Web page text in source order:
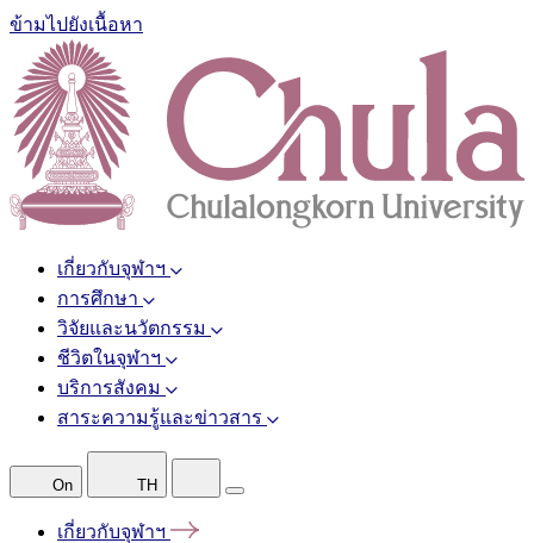
ข้ามไปยังเนื้อหา
เกี่ยวกับจุฬาฯ
การศึกษา
วิจัยและนวัตกรรม
ชีวิตในจุฬาฯ
บริการสังคม
สาระความรู้และข่าวสาร
On TH
เกี่ยวกับจุฬาฯ